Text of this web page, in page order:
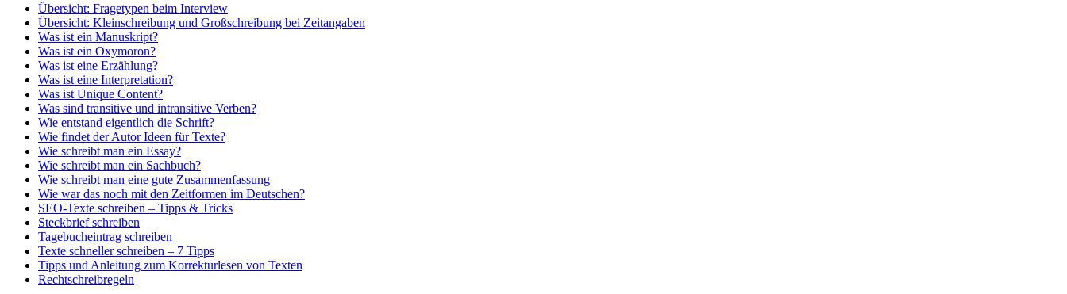
Übersicht: Fragetypen beim Interview
Übersicht: Kleinschreibung und Großschreibung bei Zeitangaben
Was ist ein Manuskript?
Was ist ein Oxymoron?
Was ist eine Erzählung?
Was ist eine Interpretation?
Was ist Unique Content?
Was sind transitive und intransitive Verben?
Wie entstand eigentlich die Schrift?
Wie findet der Autor Ideen für Texte?
Wie schreibt man ein Essay?
Wie schreibt man ein Sachbuch?
Wie schreibt man eine gute Zusammenfassung
Wie war das noch mit den Zeitformen im Deutschen?
SEO-Texte schreiben – Tipps & Tricks
Steckbrief schreiben
Tagebucheintrag schreiben
Texte schneller schreiben – 7 Tipps
Tipps und Anleitung zum Korrekturlesen von Texten
Rechtschreibregeln